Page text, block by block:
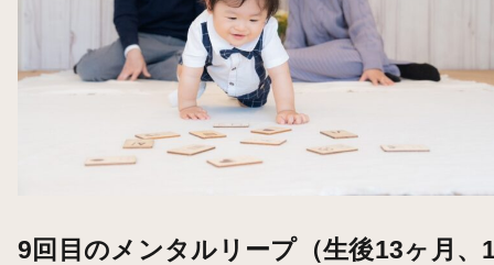
9回目のメンタルリープ（生後13ヶ月、